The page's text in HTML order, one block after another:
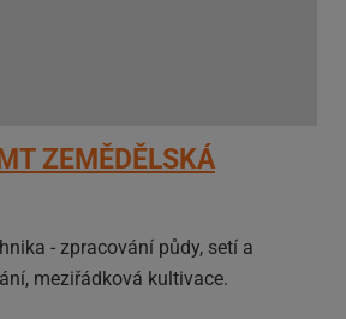
ZEMĚDĚLSKÁ
- zpracování půdy, setí a
meziřádková kultivace.